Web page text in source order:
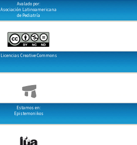
Avalado por:
Asociación Latinoamericana
de Pediatría
Licencias Creative Commons
Estamos en:
Epistemonikos